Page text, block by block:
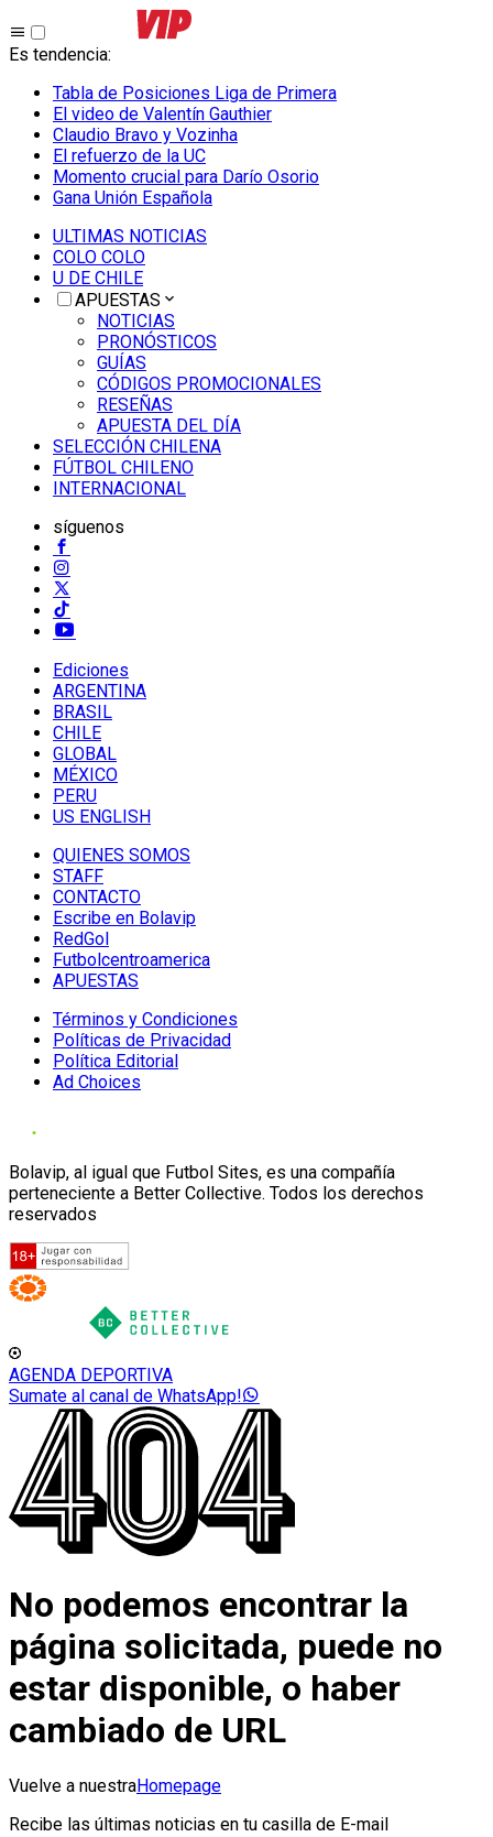
Es tendencia:
Tabla de Posiciones Liga de Primera
El video de Valentín Gauthier
Claudio Bravo y Vozinha
El refuerzo de la UC
Momento crucial para Darío Osorio
Gana Unión Española
ULTIMAS NOTICIAS
COLO COLO
U DE CHILE
APUESTAS
NOTICIAS
PRONÓSTICOS
GUÍAS
CÓDIGOS PROMOCIONALES
RESEÑAS
APUESTA DEL DÍA
SELECCIÓN CHILENA
FÚTBOL CHILENO
INTERNACIONAL
síguenos
Ediciones
ARGENTINA
BRASIL
CHILE
GLOBAL
MÉXICO
PERU
US ENGLISH
QUIENES SOMOS
STAFF
CONTACTO
Escribe en Bolavip
RedGol
Futbolcentroamerica
APUESTAS
Términos y Condiciones
Políticas de Privacidad
Política Editorial
Ad Choices
Bolavip, al igual que Futbol Sites, es una compañía
perteneciente a Better Collective. Todos los derechos
reservados
AGENDA DEPORTIVA
Sumate al canal de WhatsApp!
No podemos encontrar la
página solicitada, puede no
estar disponible, o haber
cambiado de URL
Vuelve a nuestraHomepage
Recibe las últimas noticias en tu casilla de E-mail